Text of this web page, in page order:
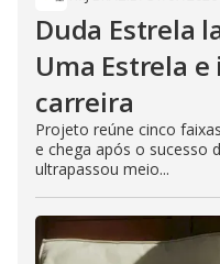
Duda Estrela
Uma Estrela
carreira
Projeto reúne cinco
e chega após o sucesso
ultrapassou meio...